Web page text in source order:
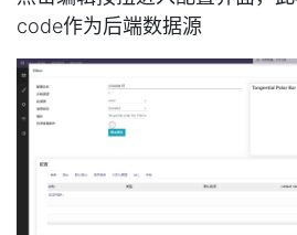
code作为后端数据源